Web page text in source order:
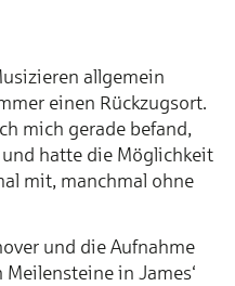
allgemein
einen Rückzugsort.
mich gerade befand,
hatte die Möglichkeit
mit, manchmal ohne
und die Aufnahme
in James‘